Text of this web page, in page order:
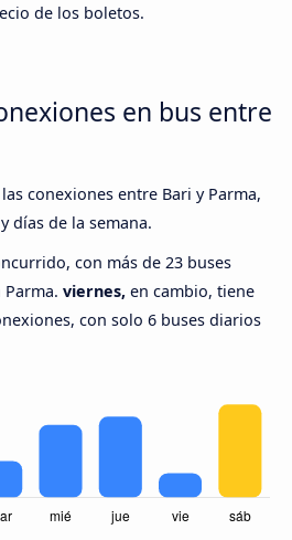
de los boletos.
en bus entre
conexiones entre Bari y Parma,
días de la semana.
con más de 23 buses
viernes, en cambio, tiene
con solo 6 buses diarios